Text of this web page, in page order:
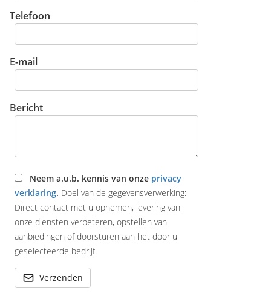
Telefoon
E-mail
Bericht
Neem a.u.b. kennis van onze privacy
verklaring. Doel van de gegevensverwerking:
Direct contact met u opnemen, levering van
onze diensten verbeteren, opstellen van
aanbiedingen of doorsturen aan het door u
geselecteerde bedrijf.
Verzenden